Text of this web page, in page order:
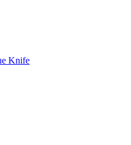
Knife